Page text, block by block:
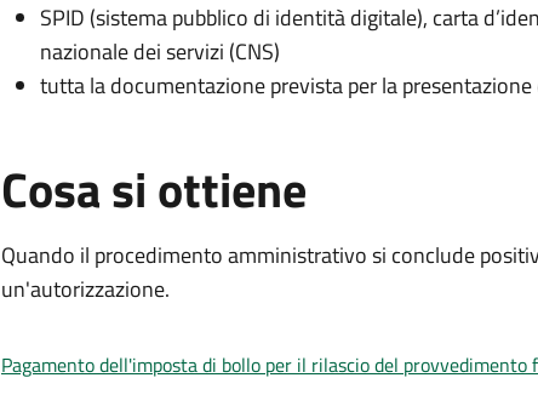
SPID (sistema pubblico di identità digitale), carta
nazionale dei servizi (CNS)
tutta la documentazione prevista per la presentazione
Cosa si ottiene
Quando il procedimento amministrativo si conclude
un'autorizzazione.
Pagamento dell'imposta di bollo per il rilascio del provvedimento